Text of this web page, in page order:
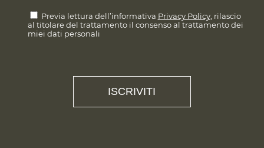
Previa lettura dell’informativa Privacy Policy, rilascio
al titolare del trattamento il consenso al trattamento dei
miei dati personali